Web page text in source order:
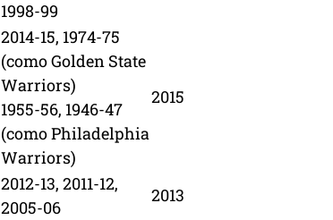
1998-99
2014-15, 1974-75
(como Golden State
Warriors)
1955-56, 1946-47
(como Philadelphia
Warriors)
2015
2012-13, 2011-12,
2005-06
2013